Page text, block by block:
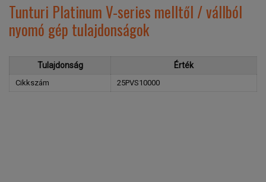
Tunturi Platinum V-series melltől / vállból
nyomó gép tulajdonságok
Tulajdonság Érték
Cikkszám 25PVS10000